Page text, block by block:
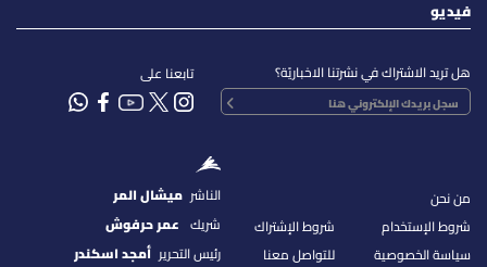
فيديو
هل تريد الاشتراك في نشرتنا الاخباريّة؟ تابعنا على
من نحن
شروط الإستخدام
سياسة الخصوصية
شروط الإشتراك
للتواصل معنا
الناشر ميشال المر
شريك عمر حرفوش
رئيس التحرير أمجد اسكندر